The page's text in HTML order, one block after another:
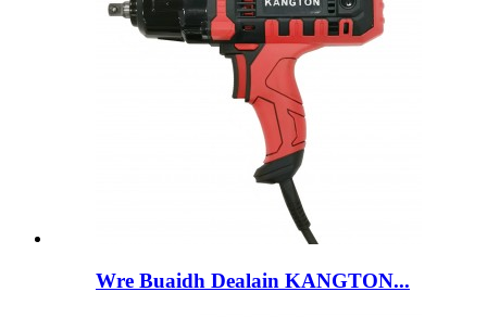
Wre Buaidh Dealain KANGTON...